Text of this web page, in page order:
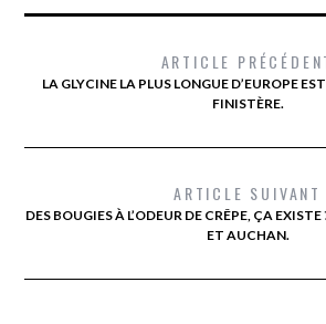
ARTICLE
LA GLYCINE LA PLUS LONGUE D’EUROPE
FINISTÈRE.
ARTICLE SUIVANT
DES BOUGIES À L’ODEUR DE CRÊPE, ÇA
ET AUCHAN.